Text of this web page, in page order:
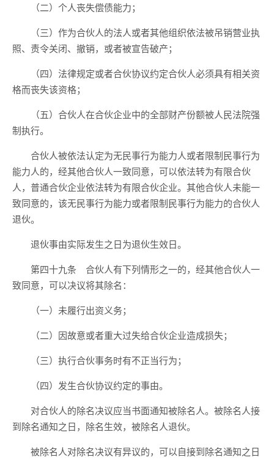
（二）个人丧失偿债能力；
（三）作为合伙人的法人或者其他组织依法被吊销营业执
照、责令关闭、撤销，或者被宣告破产；
（四）法律规定或者合伙协议约定合伙人必须具有相关资
格而丧失该资格；
（五）合伙人在合伙企业中的全部财产份额被人民法院强
制执行。
合伙人被依法认定为无民事行为能力人或者限制民事行为
能力人的，经其他合伙人一致同意，可以依法转为有限合伙
人，普通合伙企业依法转为有限合伙企业。其他合伙人未能一
致同意的，该无民事行为能力或者限制民事行为能力的合伙人
退伙。
退伙事由实际发生之日为退伙生效日。
第四十九条 合伙人有下列情形之一的，经其他合伙人一
致同意，可以决议将其除名：
（一）未履行出资义务；
（二）因故意或者重大过失给合伙企业造成损失；
（三）执行合伙事务时有不正当行为；
（四）发生合伙协议约定的事由。
对合伙人的除名决议应当书面通知被除名人。被除名人接
到除名通知之日，除名生效，被除名人退伙。
被除名人对除名决议有异议的，可以自接到除名通知之日